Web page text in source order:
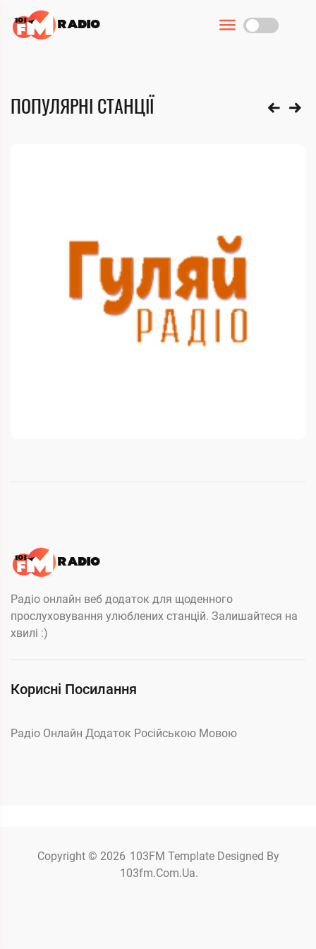
ПОПУЛЯРНІ СТАНЦІЇ
Радіо онлайн веб додаток для щоденного
прослуховування улюблених станцій. Залишайтеся на
хвилі :)
Корисні Посилання
Радіо Онлайн Додаток Російською Мовою
Copyright © 2026 103FM Template Designed By
103fm.com.ua.